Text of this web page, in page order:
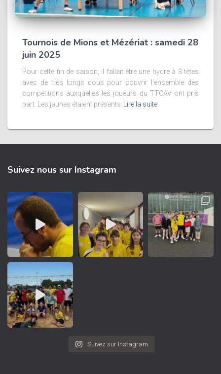
Tournois de Mions et Mézériat : samedi 28
juin 2025
Pour cette fin de saison, il fallait être une hydre à 3 têtes
avec de très longs cous pour couvrir l’ensemble des
compétitions auxquelles les joueurs du TTCAV ont pris
part. Les jaunes étaient présents
Lire la suite
Suivez nous sur Instagram
Suivez sur Instagram